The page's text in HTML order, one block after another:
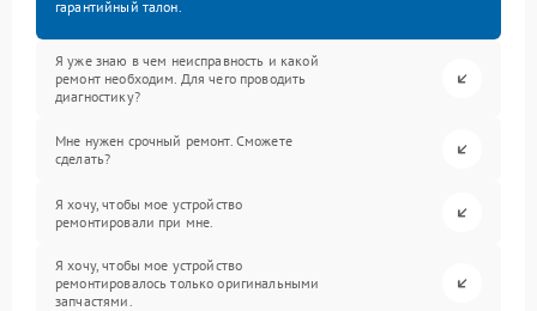
гарантийный талон.
Я уже знаю в чем неисправность и какой
ремонт необходим. Для чего проводить
диагностику?
Мне нужен срочный ремонт. Сможете
сделать?
Я хочу, чтобы мое устройство
ремонтировали при мне.
Я хочу, чтобы мое устройство
ремонтировалось только оригинальными
запчастями.